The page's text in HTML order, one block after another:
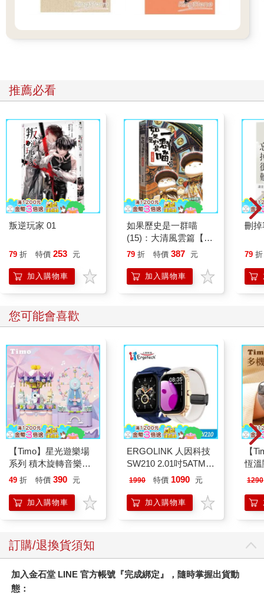
推薦必看
叛逆玩家 01
79 折 特價 253 元
加入購物車
如果歷史是一群喵
(15)：大清風雲篇【萌
貓漫畫學歷史】
79 折 特價 387 元
加入購物車
刪
79 折
您可能會喜歡
【Timo】星光遊樂場
系列 積木旋轉音樂盒
禮物
49 折 特價 390 元
加入購物車
ERGOLINK 人因科技
SW210 2.01吋5ATM游
泳心率血氧藍牙通話腕
1990 特價 1090 元
加入購物車
【
恆
肩/
膝
1290
訂購/退換貨須知
加入金石堂 LINE 官方帳號『完成綁定』，隨時掌握出貨動
態：